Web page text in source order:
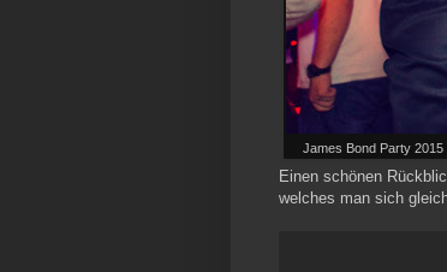
James Bond Party
Einen schönen
welches man sich